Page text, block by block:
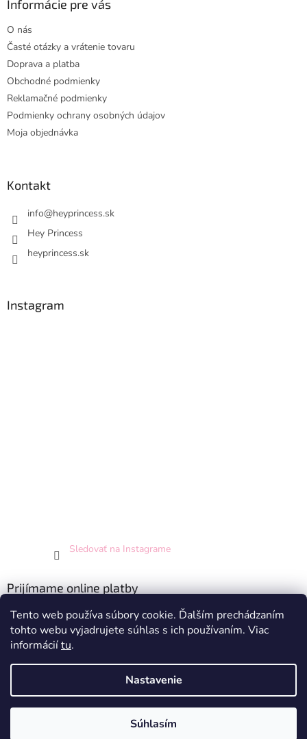
Tento web používa súbory cookie. Ďalším prechádzaním
tohto webu vyjadrujete súhlas s ich používaním. Viac
informáciítu.
Nastavenie
Súhlasím
Informácie pre vás
O nás
Časté otázky a vrátenie tovaru
Doprava a platba
Obchodné podmienky
Reklamačné podmienky
Podmienky ochrany osobných údajov
Moja objednávka
Kontakt
info@heyprincess.sk
Hey Princess
heyprincess.sk
Instagram
Sledovať na Instagrame
Prijímame online platby
Vytvoril Shoptet
Hey Princess. Všetky práva vyhradené.